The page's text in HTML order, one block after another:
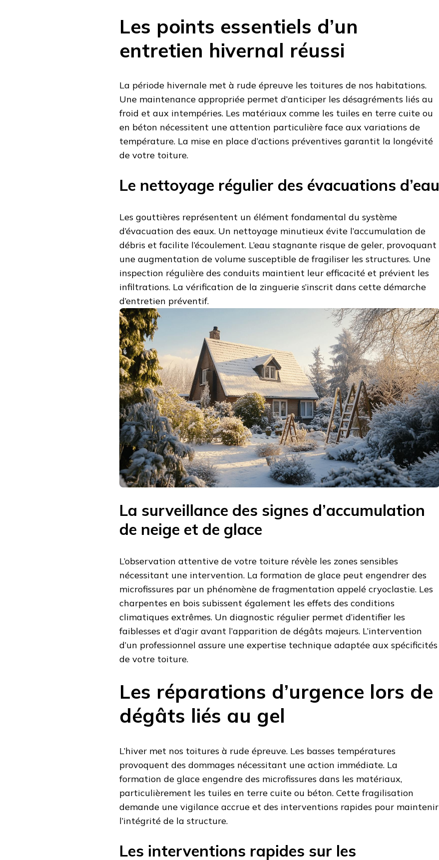
Les points essentiels d’un
entretien hivernal réussi
La période hivernale met à rude épreuve les toitures de nos habitations.
Une maintenance appropriée permet d’anticiper les désagréments liés au
froid et aux intempéries. Les matériaux comme les tuiles en terre cuite ou
en béton nécessitent une attention particulière face aux variations de
température. La mise en place d’actions préventives garantit la longévité
de votre toiture.
Le nettoyage régulier des évacuations d’eau
Les gouttières représentent un élément fondamental du système
d’évacuation des eaux. Un nettoyage minutieux évite l’accumulation de
débris et facilite l’écoulement. L’eau stagnante risque de geler, provoquant
une augmentation de volume susceptible de fragiliser les structures. Une
inspection régulière des conduits maintient leur efficacité et prévient les
infiltrations. La vérification de la zinguerie s’inscrit dans cette démarche
d’entretien préventif.
La surveillance des signes d’accumulation
de neige et de glace
L’observation attentive de votre toiture révèle les zones sensibles
nécessitant une intervention. La formation de glace peut engendrer des
microfissures par un phénomène de fragmentation appelé cryoclastie. Les
charpentes en bois subissent également les effets des conditions
climatiques extrêmes. Un diagnostic régulier permet d’identifier les
faiblesses et d’agir avant l’apparition de dégâts majeurs. L’intervention
d’un professionnel assure une expertise technique adaptée aux spécificités
de votre toiture.
Les réparations d’urgence lors de
dégâts liés au gel
L’hiver met nos toitures à rude épreuve. Les basses températures
provoquent des dommages nécessitant une action immédiate. La
formation de glace engendre des microfissures dans les matériaux,
particulièrement les tuiles en terre cuite ou béton. Cette fragilisation
demande une vigilance accrue et des interventions rapides pour maintenir
l’intégrité de la structure.
Les interventions rapides sur les